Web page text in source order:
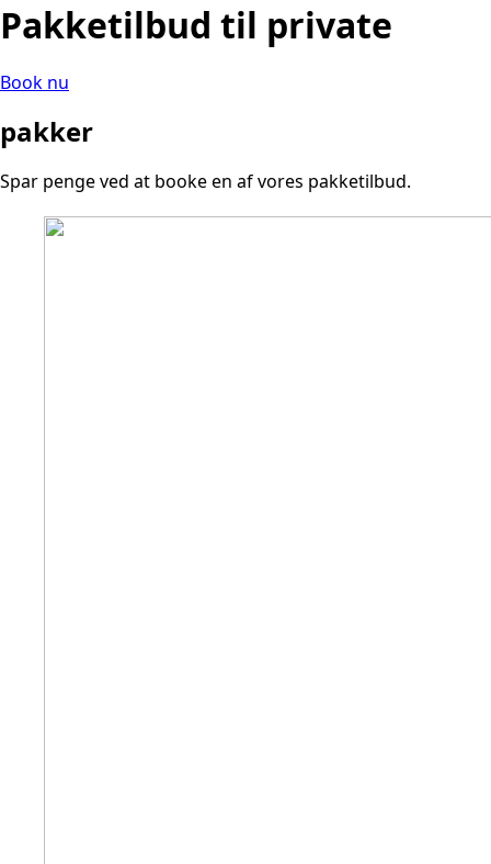
Pakketilbud til private
Book nu
pakker
Spar penge ved at booke en af vores pakketilbud.